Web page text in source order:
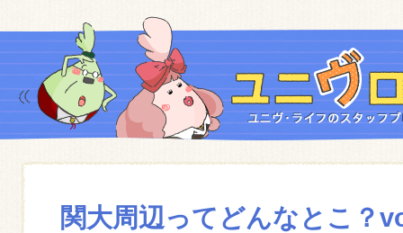
関大周辺ってどんなとこ